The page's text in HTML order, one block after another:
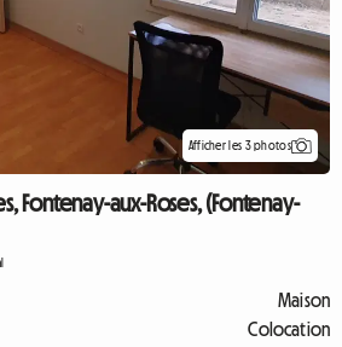
Afficher les 3 photos
Fontenay-aux-Roses, (Fontenay-
Maison
Colocation